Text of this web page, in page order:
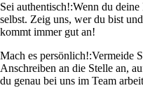
Sei authentisch!:Wenn du deine
selbst. Zeig uns, wer du bist
kommt immer gut an!
Mach es persönlich!:Vermeide
Anschreiben an die Stelle an,
du genau bei uns im Team